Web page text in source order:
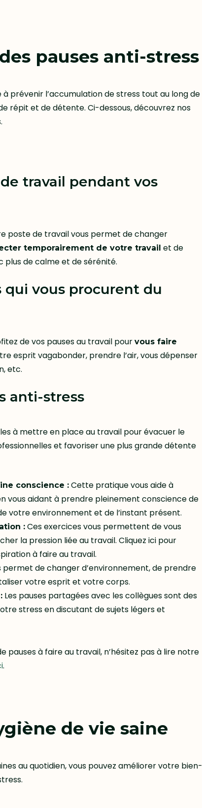
pauses anti-stress
prévenir l’accumulation de stress tout au long de
répit et de détente. Ci-dessous, découvrez nos
travail pendant vos
poste de travail vous permet de changer
temporairement de votre travail et de
plus de calme et de sérénité.
qui vous procurent du
de vos pauses au travail pour vous faire
esprit vagabonder, prendre l’air, vous dépenser
etc.
anti-stress
à mettre en place au travail pour évacuer le
et favoriser une plus grande détente
conscience : Cette pratique vous aide à
vous aidant à prendre pleinement conscience de
votre environnement et de l’instant présent.
: Ces exercices vous permettent de vous
la pression liée au travail. Cliquez ici pour
à faire au travail.
permet de changer d’environnement, de prendre
votre esprit et votre corps.
Les pauses partagées avec les collègues sont des
stress en discutant de sujets légers et
pauses à faire au travail, n’hésitez pas à lire notre
.
de vie saine
au quotidien, vous pouvez améliorer votre bien-